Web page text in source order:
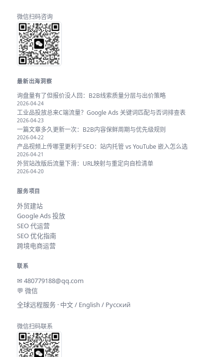
微信扫码咨询
最新出海洞察
询盘量有了但报价没人回：B2B线索质量分层与出价策略
2026-04-24
工业品投放总来C端流量？Google Ads 关键词匹配与否词排查表
2026-04-23
一篇文章多久更新一次：B2B内容保鲜周期与优先级规则
2026-04-22
产品视频上传哪里更利于SEO：站内托管 vs YouTube 嵌入怎么选
2026-04-21
外贸站改版后流量下滑：URL映射与重定向自检清单
2026-04-20
服务项目
外贸建站
Google Ads 投放
SEO 代运营
SEO 优化指南
跨境电商运营
联系
✉480779188@qq.com
💬 微信
全球远程服务 · 中文 / English / Русский
微信扫码联系